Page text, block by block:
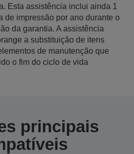
Esta assistência inclui ainda 1
de impressão por ano durante o
da garantia. A assistência
a substituição de itens
de manutenção que
o fim do ciclo de vida
principais